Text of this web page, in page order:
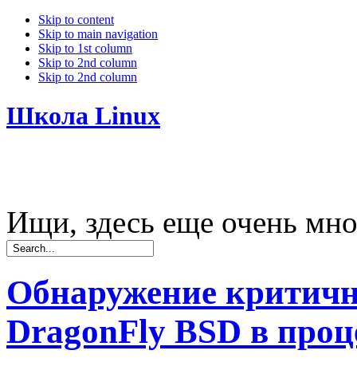
Skip to content
Skip to main navigation
Skip to 1st column
Skip to 2nd column
Skip to 2nd column
Школа Linux
Ищи, здесь еще очень
Обнаружение
DragonFly BSD в